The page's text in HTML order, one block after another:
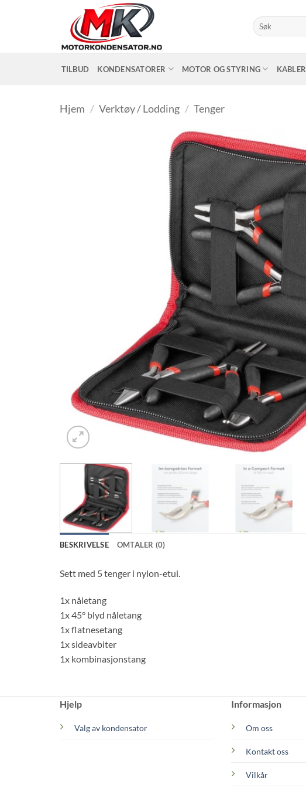
Søk
etter:
TILBUD KONDENSATORER MOTOR OG STYRING KABLER
Hjem / Verktøy / Lodding / Tenger
BESKRIVELSE OMTALER (0)
Sett med 5 tenger i nylon-etui.
1x nåletang
1x 45° blyd nåletang
1x flatnesetang
1x sideavbiter
1x kombinasjonstang
Hjelp
Valg av kondensator
Informasjon
Om oss
Kontakt oss
Vilkår